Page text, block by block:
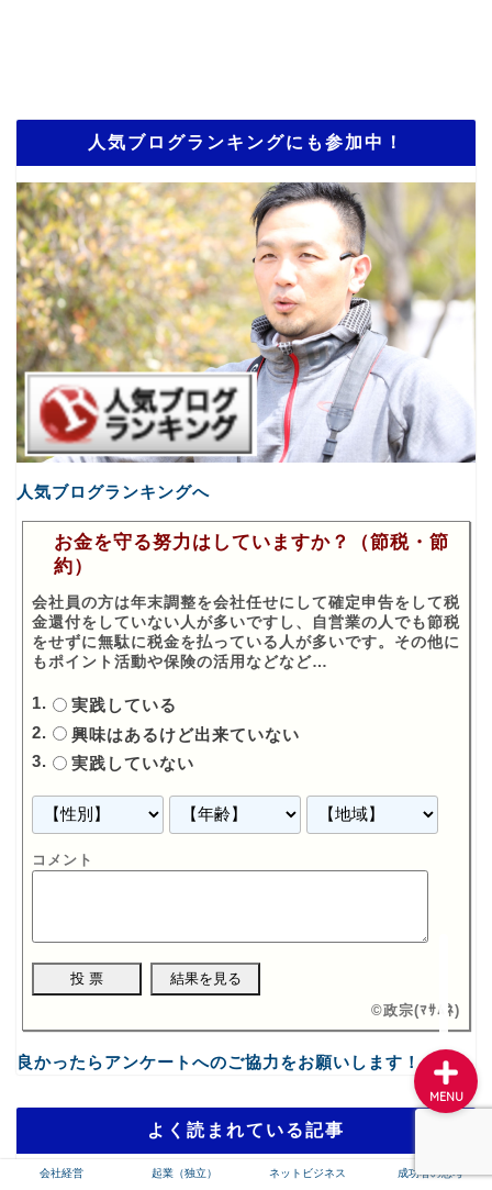
人気ブログランキングにも参加中！
人気ブログランキングへ
お金を守る努力はしていますか？（節税・節
約）
会社員の方は年末調整を会社任せにして確定申告をして税
金還付をしていない人が多いですし、自営業の人でも節税
をせずに無駄に税金を払っている人が多いです。その他に
もポイント活動や保険の活用などなど…
実践している
興味はあるけど出来ていない
実践していない
コメント
©政宗(ﾏｻﾑﾈ)
良かったらアンケートへのご協力をお願いします！
よく読まれている記事
会社経営 起業（独立） ネットビジネス 成功者の思考
MENU